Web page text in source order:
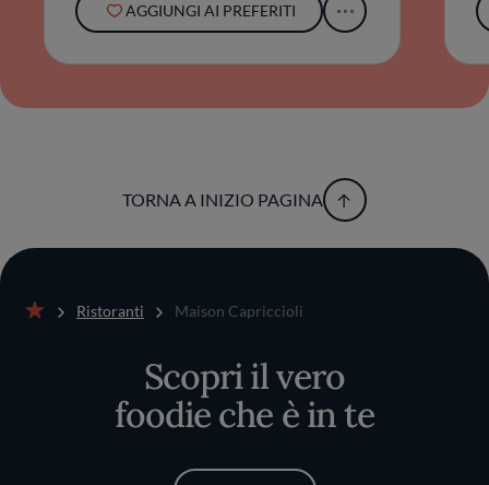
AGGIUNGI AI PREFERITI
TORNA A INIZIO PAGINA
Ristoranti Maison Capriccioli
Scopri il vero
foodie che è in te